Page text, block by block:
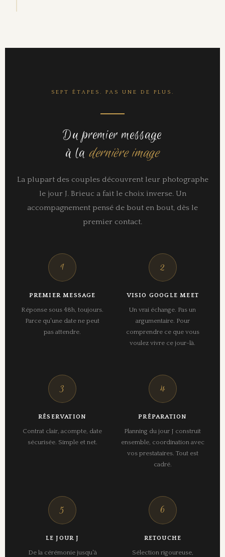
SEPT ÉTAPES. PAS UNE DE PLUS.
Du premier message
à la dernière image
La plupart des couples découvrent leur photographe
le jour J. Brieuc a fait le choix inverse. Un
accompagnement pensé de bout en bout, dès le
premier contact.
1
PREMIER MESSAGE
Réponse sous 48h, toujours.
Parce qu'une date ne peut
pas attendre.
2
VISIO GOOGLE MEET
Un vrai échange. Pas un
argumentaire. Pour
comprendre ce que vous
voulez vivre ce jour-là.
3
RÉSERVATION
Contrat clair, acompte, date
sécurisée. Simple et net.
4
PRÉPARATION
Planning du jour J construit
ensemble, coordination avec
vos prestataires. Tout est
cadré.
5
LE JOUR J
De la cérémonie jusqu'à
6
RETOUCHE
Sélection rigoureuse,